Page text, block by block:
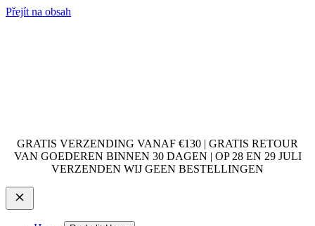
Přejít na obsah
GRATIS VERZENDING VANAF €130 | GRATIS RETOUR
VAN GOEDEREN BINNEN 30 DAGEN | OP 28 EN 29 JULI
VERZENDEN WIJ GEEN BESTELLINGEN